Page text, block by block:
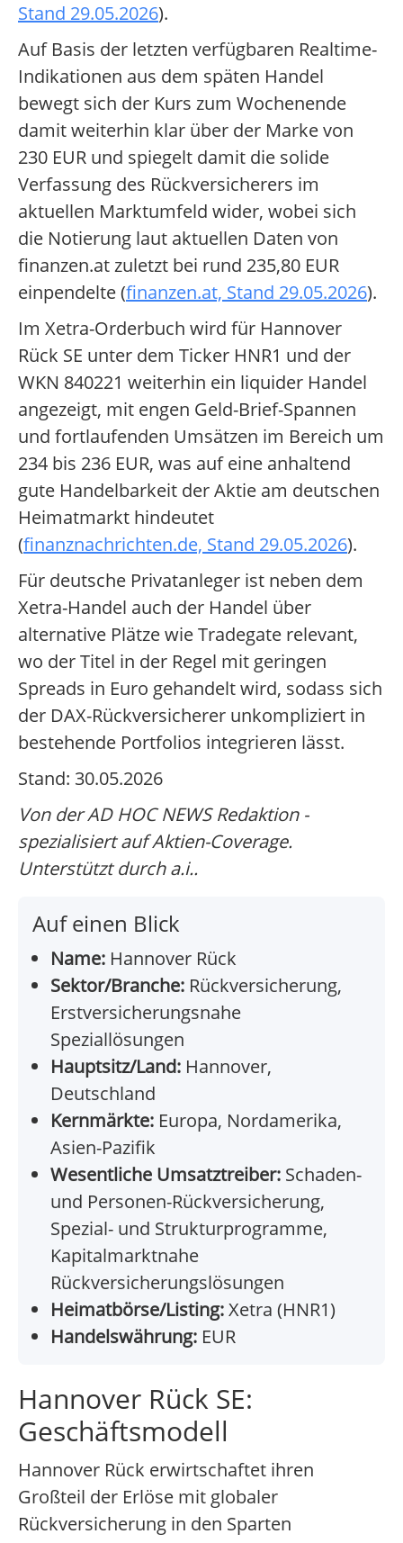
Stand 29.05.2026).
Auf Basis der letzten verfügbaren Realtime-
Indikationen aus dem späten Handel
bewegt sich der Kurs zum Wochenende
damit weiterhin klar über der Marke von
230 EUR und spiegelt damit die solide
Verfassung des Rückversicherers im
aktuellen Marktumfeld wider, wobei sich
die Notierung laut aktuellen Daten von
finanzen.at zuletzt bei rund 235,80 EUR
einpendelte (finanzen.at, Stand 29.05.2026).
Im Xetra-Orderbuch wird für Hannover
Rück SE unter dem Ticker HNR1 und der
WKN 840221 weiterhin ein liquider Handel
angezeigt, mit engen Geld-Brief-Spannen
und fortlaufenden Umsätzen im Bereich um
234 bis 236 EUR, was auf eine anhaltend
gute Handelbarkeit der Aktie am deutschen
Heimatmarkt hindeutet
(finanznachrichten.de, Stand 29.05.2026).
Für deutsche Privatanleger ist neben dem
Xetra-Handel auch der Handel über
alternative Plätze wie Tradegate relevant,
wo der Titel in der Regel mit geringen
Spreads in Euro gehandelt wird, sodass sich
der DAX-Rückversicherer unkompliziert in
bestehende Portfolios integrieren lässt.
Stand: 30.05.2026
Von der AD HOC NEWS Redaktion -
spezialisiert auf Aktien-Coverage.
Unterstützt durch a.i..
Auf einen Blick
Name: Hannover Rück
Sektor/Branche: Rückversicherung,
Erstversicherungsnahe
Speziallösungen
Hauptsitz/Land: Hannover,
Deutschland
Kernmärkte: Europa, Nordamerika,
Asien-Pazifik
Wesentliche Umsatztreiber: Schaden-
und Personen-Rückversicherung,
Spezial- und Strukturprogramme,
Kapitalmarktnahe
Rückversicherungslösungen
Heimatbörse/Listing:Xetra (HNR1)
Handelswährung: EUR
Hannover Rück SE:
Geschäftsmodell
Hannover Rück erwirtschaftet ihren
Großteil der Erlöse mit globaler
Rückversicherung in den Sparten